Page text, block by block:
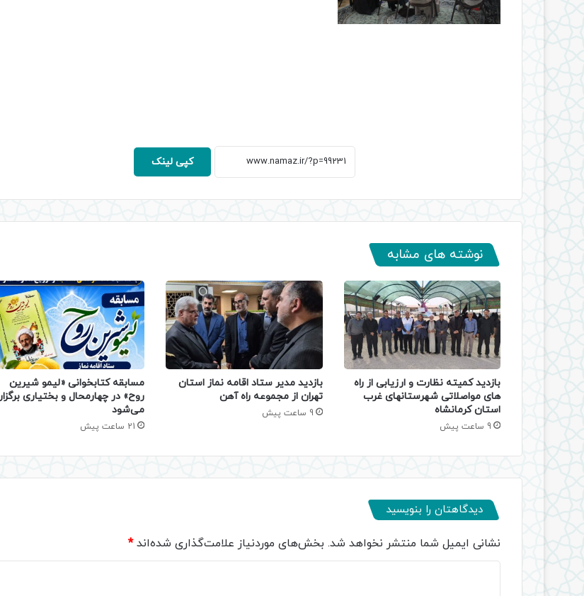
کپی لینک
نوشته های مشابه
بازدید کمیته نظارت و ارزیابی از راه
های مواصلاتی شهرستانهای غرب
استان کرمانشاه
9 ساعت پیش
بازدید مدیر ستاد اقامه نماز استان
تهران از مجموعه راه آهن
9 ساعت پیش
مسابقه کتابخوانی «لیمو شیرین
روح» در چهارمحال و بختیاری برگزار
می‌شود
21 ساعت پیش
دیدگاهتان را بنویسید
نشانی ایمیل شما منتشر نخواهد شد. بخش‌های موردنیاز علامت‌گذاری شده‌اند*